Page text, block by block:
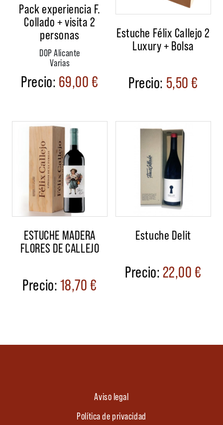
Pack experiencia F.
Collado + visita 2
personas
DOP Alicante
Varias
69,00€
Estuche Félix Callejo 2
Luxury + Bolsa
5,50€
ESTUCHE MADERA
FLORES DE CALLEJO
18,70€
Estuche Delit
22,00€
Aviso legal
Política de privacidad